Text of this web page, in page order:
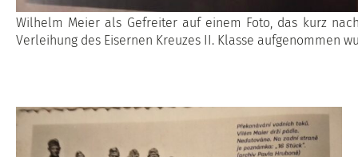
Wilhelm Meier als Gefreiter auf einem Foto, das kurz
Verleihung des Eisernen Kreuzes II. Klasse aufgenommen